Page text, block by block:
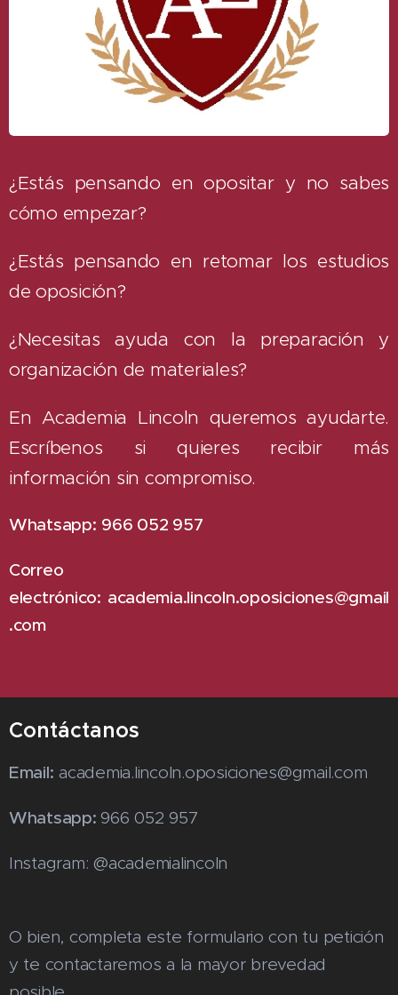
¿Estás pensando en opositar y no sabes
cómo empezar?
¿Estás pensando en retomar los estudios
de oposición?
¿Necesitas ayuda con la preparación y
organización de materiales?
En Academia Lincoln queremos ayudarte.
Escríbenos si quieres recibir más
información sin compromiso.
Whatsapp: 966 052 957
Correo
electrónico: academia.lincoln.oposiciones@gmail
.com
Contáctanos
Email: academia.lincoln.oposiciones@gmail.com
Whatsapp:966 052 957
Instagram: @academialincoln
O bien, completa este formulario con tu petición
y te contactaremos a la mayor brevedad